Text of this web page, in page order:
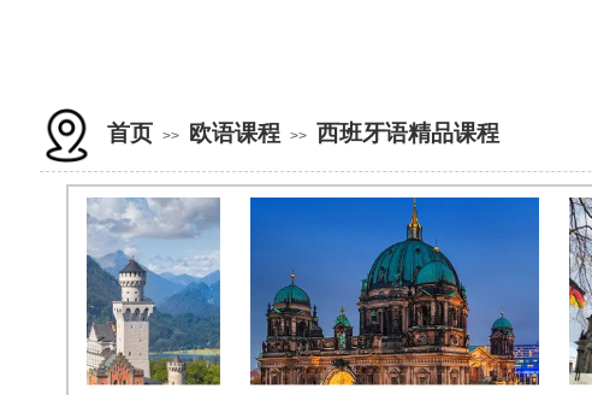
首页 >> 欧语课程 >> 西班牙语精品课程